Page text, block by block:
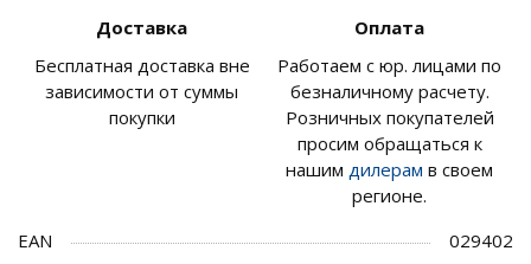
Доставка
Бесплатная доставка вне
зависимости от суммы
покупки
Оплата
Работаем с юр. лицами по
безналичному расчету.
Розничных покупателей
просим обращаться к
нашим дилерам в своем
регионе.
EAN
029402